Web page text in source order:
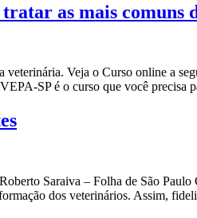
as mais comuns
veterinária. Veja o Curso online a
SP é o curso que você precisa
Saraiva – Folha de São
dos veterinários. Assim,